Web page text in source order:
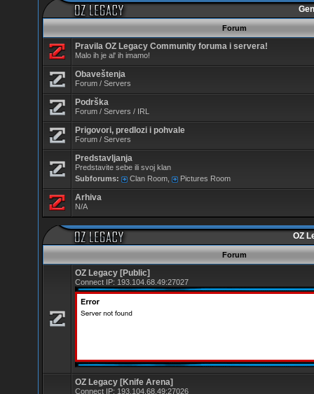
Forum
Pravila OZ Legacy Community foruma i servera!
Malo ih je al' ih imamo!
Obaveštenja
Forum / Servers
Podrška
Forum / Servers / IRL
Prigovori, predlozi i pohvale
Forum / Servers
Predstavljanja
Predstavite sebe ili svoj klan
Subforums:
Clan Room, Pictures Room
Arhiva
N/A
OZ
Forum
OZ Legacy [Public]
Connect IP: 193.104.68.49:27027
OZ Legacy [Knife Arena]
Connect IP: 193.104.68.49:27026